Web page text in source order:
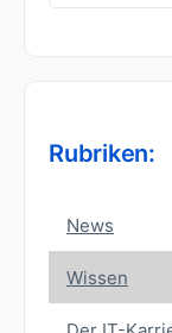
nach:
Rubriken:
News
Wissen